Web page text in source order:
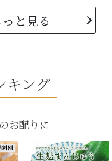
と見る
キング
お配りに